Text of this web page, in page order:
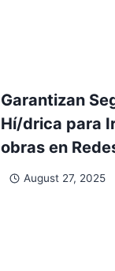
Garantizan
Hí/drica para
obras en
August 27, 2025